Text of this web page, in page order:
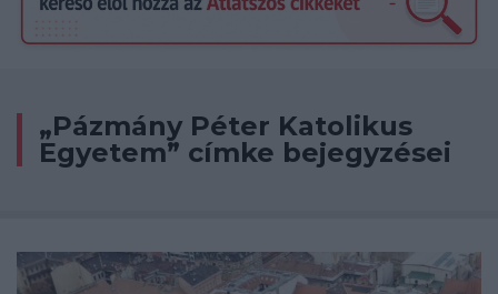
„Pázmány Péter Katolikus
Egyetem” címke bejegyzései